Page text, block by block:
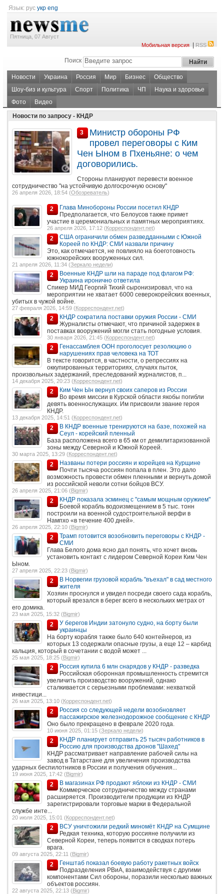
Язык: рус укр eng
Пятница, 07 Август
Мобильная версия|RSS
Поиск
Новости Украина Россия Мир Бизнес
Общество
Шоу-биз и культура
Спорт Политика ЧП
Наука и здоровье
Фото
Видео
Новости по запросу - КНДР
3
Министр обороны РФ
провел переговоры с Ким
Чен Ыном в Пхеньяне: о чем
договорились.
Стороны планируют перевести военное
сотрудничество "на устойчивую долгосрочную основу"
26 апреля 2026, 18:54 (Обозреватель)
2
Глава Минобороны России посетил КНДР
Предполагается, что Белоусов также примет
участие в церемониальных и памятных мероприятиях.
26 апреля 2026, 17:12 (Корреспондент.net)
2
США ограничили обмен разведданными с Южной
Кореей по КНДР: СМИ назвали причину
Это, как отмечается, не повлияло на боеготовность
южнокорейских вооруженных сил.
21 апреля 2026, 11:34 (Зеркало недели)
2
Военные КНДР шли на параде под флагом РФ:
Украина иронично ответила
Спикер МИД Георгий Тихий сыронизировал, что на
мероприятии не хватает 6000 северокорейских военных,
убитых в чужой войне.
27 февраля 2026, 14:59 (Корреспондент.net)
2
КНДР сократила поставки оружия России - СМИ
Журналисты отмечают, что причиной задержек в
поставках вооружений могли стать погодные условия.
30 января 2026, 21:45 (Корреспондент.net)
2
Генассамблея ООН проголосует резолюцию о
нарушениях прав человека на ТОТ
В тексте говорится, в частности, о репрессиях на
оккупированных территориях, случаях пыток,
произвольных задержаний, преследований журналистов, п...
14 декабря 2025, 20:23 (Корреспондент.net)
2
Ким Чен Ын вернул своих саперов из России
Во время миссии в Курской области якобы погибли
девять военнослужащих. Им присвоили звание героя
КНДР.
13 декабря 2025, 14:51 (Корреспондент.net)
2
В КНДР военные тренируются на базе, похожей на
Сеул - корейский пленный
База расположена всего в 65 км от демилитаризованной
зоны между Северной и Южной Кореей.
30 марта 2025, 13:29 (Корреспондент.net)
2
Названы потери россиян и корейцев на Курщине
Почти тысяча россиян попала в плен. Это дало
возможность провести обмен пленными и вернуть домой
из российской неволи сотни бойцов ВСУ.
26 апреля 2025, 21:06 (Bigmir)
2
КНДР показала эсминец с "самым мощным оружием"
Боевой корабль водоизмещением в 5 тыс. тонн
построили на военной судостроительной верфи в
Нампхо «в течение 400 дней».
26 апреля 2025, 22:10 (Bigmir)
2
Трамп готовится возобновить переговоры с КНДР -
СМИ
Глава Белого дома ясно дал понять, что хочет вновь
установить контакт с лидером Северной Кореи Ким Чен
Ыном.
27 апреля 2025, 22:23 (Bigmir)
2
В Норвегии грузовой корабль "въехал" в сад местного
жителя
Хозяин проснулся и увидел посреди своего сада корабль,
который врезался в берег всего в нескольких метрах от
его домика.
23 мая 2025, 15:32 (Bigmir)
2
У берегов Индии затонуло судно, на борту были
украинцы
На борту корабля также было 640 контейнеров, из
которых 13 содержали опасные грузы, а еще 12 – карбид
кальция, который в сочетании с водой может ...
25 мая 2025, 18:25 (Bigmir)
2
Россия купила 6 млн снарядов у КНДР - разведка
Российская оборонная промышленность стремится
увеличить производство вооружений, однако
сталкивается с серьезными проблемами: нехваткой
инвестици...
26 мая 2025, 13:10 (Корреспондент.net)
2
Россия со следующей недели возобновляет
пассажирское железнодорожное сообщение с КНДР
Оно было прекращено в феврале 2020 года.
10 июня 2025, 01:15 (Зеркало недели)
2
КНДР планирует отправить 25 тысяч работников в
Россию для производства дронов "Шахед"
КНДР рассматривает направление рабочей силы на
завод в Татарстане для увеличения производства
ударных беспилотников в России и получения обучения...
19 июня 2025, 17:42 (Bigmir)
2
В магазинах РФ продают яблоки из КНДР - СМИ
Коммерческое сотрудничество между странами
расширяется. Производители продукции из КНДР
зарегистрировали торговые марки в Федеральной
службе инте...
20 июля 2025, 15:01 (Корреспондент.net)
2
ВСУ уничтожили редкий миномёт КНДР на Сумщине
Редкая техника, которую россияне получили из
Северной Кореи, теперь появится в сводках потерь
врага.
09 августа 2025, 22:11 (Bigmir)
2
Генштаб показал боевую работу ракетных войск
Подразделения РВиА, взаимодействуя с другими
компонентами Сил обороны, поразили несколько важных
объектов россиян.
22 августа 2025, 22:13 (Bigmir)